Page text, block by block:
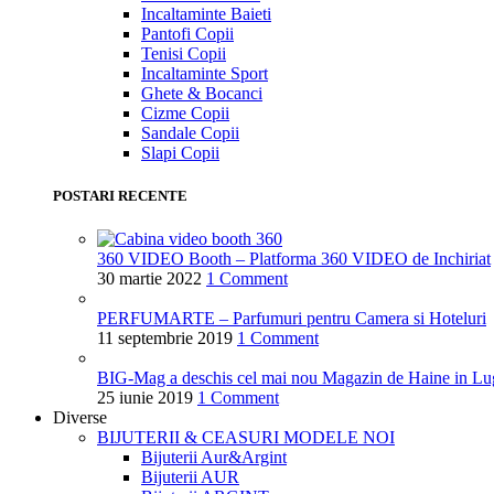
Incaltaminte Baieti
Pantofi Copii
Tenisi Copii
Incaltaminte Sport
Ghete & Bocanci
Cizme Copii
Sandale Copii
Slapi Copii
POSTARI RECENTE
360 VIDEO Booth – Platforma 360 VIDEO de Inchiriat
30 martie 2022 1 Comment
PERFUMARTE – Parfumuri pentru Camera si Hoteluri
11 septembrie 2019 1 Comment
BIG-Mag a deschis cel mai nou Magazin de Haine in
25 iunie 2019 1 Comment
Diverse
BIJUTERII & CEASURI MODELE NOI
Bijuterii Aur&Argint
Bijuterii AUR